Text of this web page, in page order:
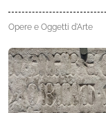
Opere e Oggetti d'Arte